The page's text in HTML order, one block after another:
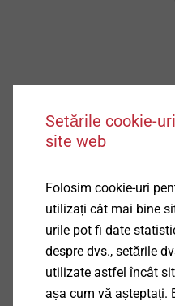
Setările cookie-
site web
Folosim cookie-uri
utilizați cât mai bine
urile pot fi date
despre dvs., setările
utilizate astfel încât
așa cum vă așteptați.